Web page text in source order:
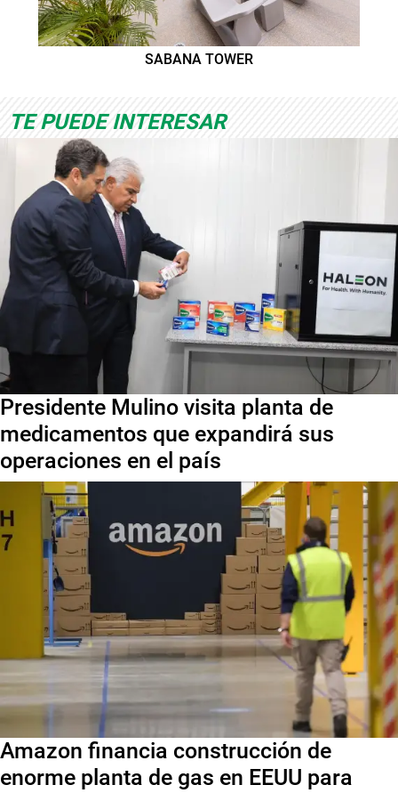
SABANA TOWER
TE PUEDE INTERESAR
Presidente Mulino visita planta de
medicamentos que expandirá sus
operaciones en el país
Amazon financia construcción de
enorme planta de gas en EEUU para